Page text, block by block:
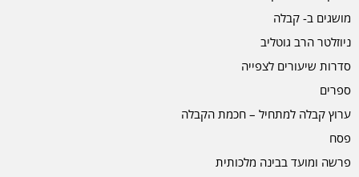
מושגים ב- קבלה
ניוזלטר הרב גוטליב
סדרות שיעורים לצפייה
ספרים
ערוץ קבלה למתחיל – חכמת הקבלה
פסח
פרשה ומועד בבינה מלכותית